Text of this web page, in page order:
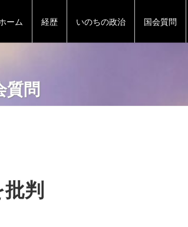
ーム 経歴 いのちの政治 国会質問
質問
判